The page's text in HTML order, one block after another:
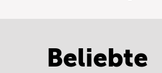
Beliebte